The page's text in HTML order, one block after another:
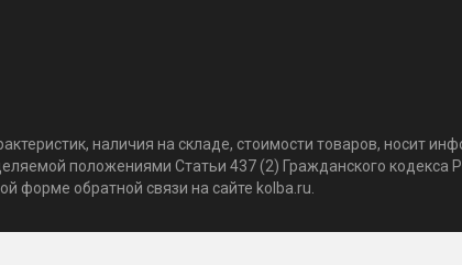
наличия на складе, стоимости товаров, носит
положениями Статьи 437 (2) Гражданского
форме обратной связи на сайте kolba.ru.